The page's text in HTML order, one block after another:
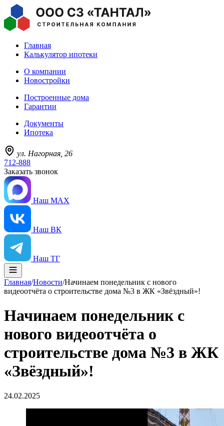
Главная
Калькулятор ипотеки
О компании
Новостройки
Построенные дома
Гарантии
Документы
Ипотека
ул. Нагорная, 26
712-888
Заказать звонок
Наш MAX
Наш ВК
Наш ТГ
Главная/Новости/Начинаем понедельник с нового
видеоотчёта о строительстве дома №3 в ЖК «Звёздный»!
Начинаем понедельник с
нового видеоотчёта о
строительстве дома №3 в ЖК
«Звёздный»!
24.02.2025